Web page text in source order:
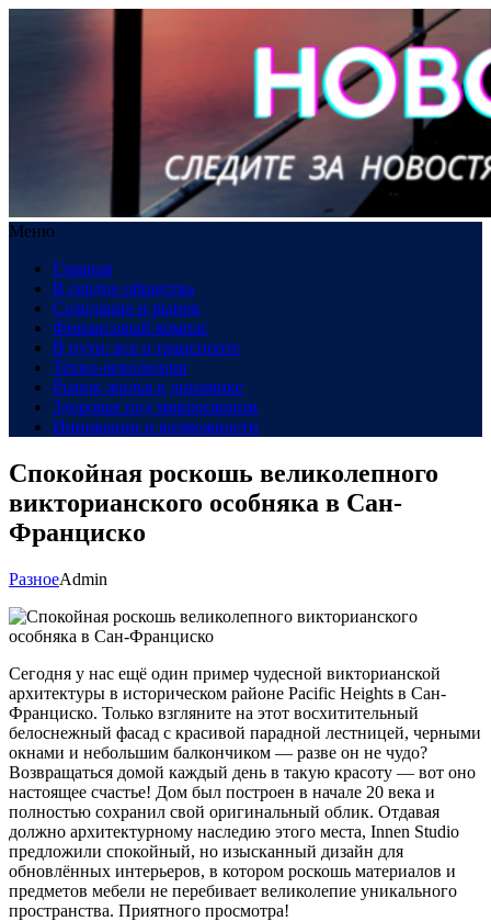
Меню
Главная
В сердце общества
Созидание и рынок
Финансовый компас
В пути: все о транспорте
Техно-революция
Рынок жилья в динамике
Здоровье под микроскопом
Инновации и возможности
Спокойная роскошь великолепного
викторианского особняка в Сан-
Франциско
РазноеAdmin
Сегодня у нас ещё один пример чудесной викторианской
архитектуры в историческом районе Pacific Heights в Сан-
Франциско. Только взгляните на этот восхитительный
белоснежный фасад с красивой парадной лестницей, черными
окнами и небольшим балкончиком — разве он не чудо?
Возвращаться домой каждый день в такую красоту — вот оно
настоящее счастье! Дом был построен в начале 20 века и
полностью сохранил свой оригинальный облик. Отдавая
должно архитектурному наследию этого места, Innen Studio
предложили спокойный, но изысканный дизайн для
обновлённых интерьеров, в котором роскошь материалов и
предметов мебели не перебивает великолепие уникального
пространства. Приятного просмотра!